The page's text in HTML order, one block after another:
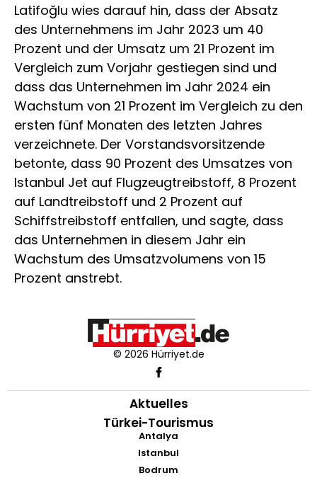
Latifoğlu wies darauf hin, dass der Absatz
des Unternehmens im Jahr 2023 um 40
Prozent und der Umsatz um 21 Prozent im
Vergleich zum Vorjahr gestiegen sind und
dass das Unternehmen im Jahr 2024 ein
Wachstum von 21 Prozent im Vergleich zu den
ersten fünf Monaten des letzten Jahres
verzeichnete. Der Vorstandsvorsitzende
betonte, dass 90 Prozent des Umsatzes von
Istanbul Jet auf Flugzeugtreibstoff, 8 Prozent
auf Landtreibstoff und 2 Prozent auf
Schiffstreibstoff entfallen, und sagte, dass
das Unternehmen in diesem Jahr ein
Wachstum des Umsatzvolumens von 15
Prozent anstrebt.
© 2026 Hürriyet.de
Aktuelles
Türkei-Tourismus
Antalya
Istanbul
Bodrum